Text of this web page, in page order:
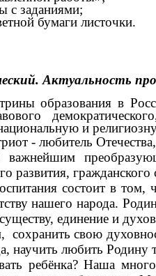
с заданиями;
бумаги листочки.
Актуальность
образования в
и
- любитель Отечества,
важнейшим
развития,
состоит в
нашего народа.
единение и
сохранить свою
научить любить Родину
Наша